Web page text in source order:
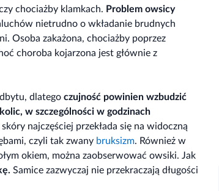
chociażby klamkach. Problem owsicy
nietrudno o wkładanie brudnych
Osoba zakażona, chociażby poprzez
choroba kojarzona jest głównie z
dlatego czujność powinien wzbudzić
w szczególności w godzinach
najczęściej przekłada się na widoczną
czyli tak zwany bruksizm. Również w
okiem, można zaobserwować owsiki. Jak
Samice zazwyczaj nie przekraczają długości